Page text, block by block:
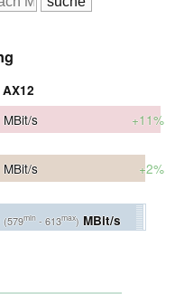
MBit/s +11%
MBit/s +2%
(579min - 613max) MBit/s